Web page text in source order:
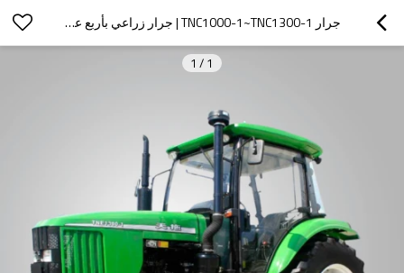
جرار TNC1000-1~TNC1300-1 | جرار زراعي بأربع عجلات
1
/
1